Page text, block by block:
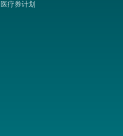
医疗券计划